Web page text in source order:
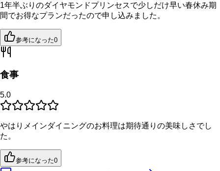
1年半ぶりのダイヤモンドプリンセスで少しだけ早い春休み期
間でお得なプランだったので申し込みました。
参考になった0
食事
5.0
やはりメインダイニングのお料理は期待通りの美味しさでし
た。
参考になった0